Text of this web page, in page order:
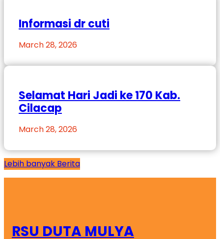
Informasi dr cuti
March 28, 2026
Selamat Hari Jadi ke 170 Kab.
Cilacap
March 28, 2026
Lebih banyak Berita
RSU DUTA MULYA